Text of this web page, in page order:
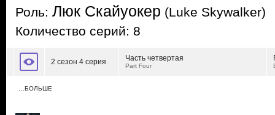
Роль: Люк Скайуокер (Luke Skywalker)
Количество серий: 8
2 сезон 4 серия Часть четвертая
Part Four
…БОЛЬШЕ